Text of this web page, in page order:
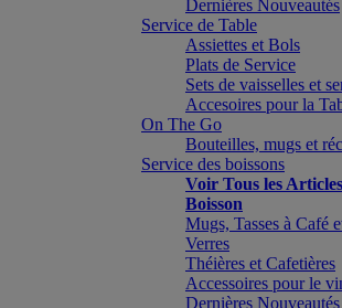
Dernières Nouveautés
Service de Table
Assiettes et Bols
Plats de Service
Sets de vaisselles et
Accesoires pour la
On The Go
Bouteilles, mugs et
Service des boissons
Voir Tous les
Boisson
Mugs, Tasses à Café
Verres
Théières et Cafetières
Accessoires pour le
Dernières Nouveautés